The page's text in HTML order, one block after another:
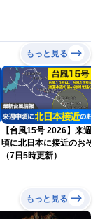
もっと見る
【台風15号 2026】来週
頃に北日本に接近のおそ
（7日5時更新）
もっと見る